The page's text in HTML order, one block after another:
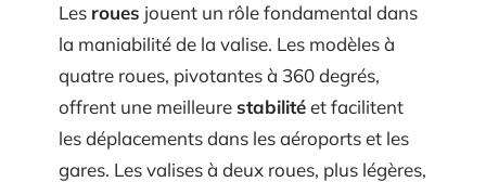
Les roues jouent un rôle fondamental dans
la maniabilité de la valise. Les modèles à
quatre roues, pivotantes à 360 degrés,
offrent une meilleurestabilitéet facilitent
les déplacements dans les aéroports et les
gares. Les valises à deux roues, plus légères,